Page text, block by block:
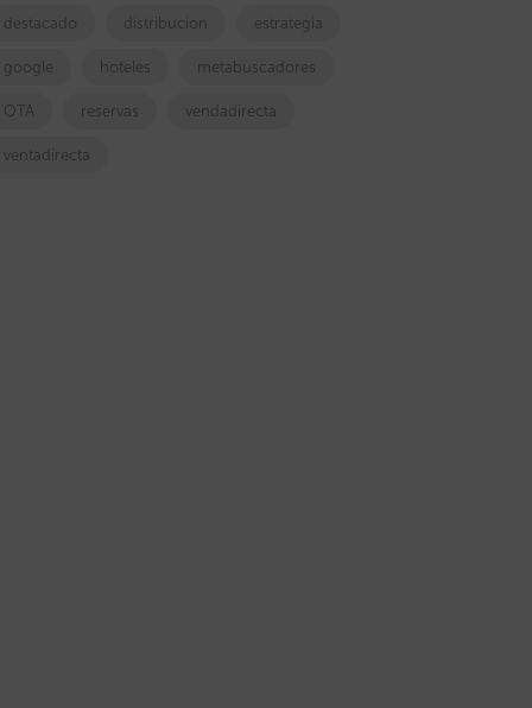
destacado distribucion estrategia
google hoteles metabuscadores
OTA reservas vendadirecta
ventadirecta